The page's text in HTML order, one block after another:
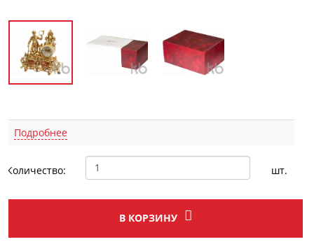
Подробнее
Количество: шт.
В КОРЗИНУ